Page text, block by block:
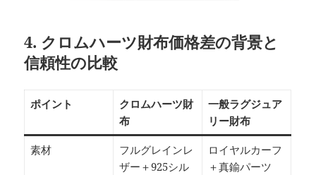
4. クロムハーツ財布価格差の背景と
信頼性の比較
ポイント
クロムハーツ財
布
一般ラグジュア
リー財布
素材
フルグレインレ
ザー＋925シル
ロイヤルカーフ
＋真鍮パーツ